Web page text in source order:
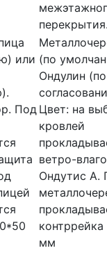
или
Под
(по
Ондулин (по
Цвет: на
кровлей
ветро-
Ондутис А.
мм